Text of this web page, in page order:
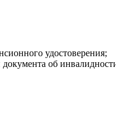
удостоверения;
об